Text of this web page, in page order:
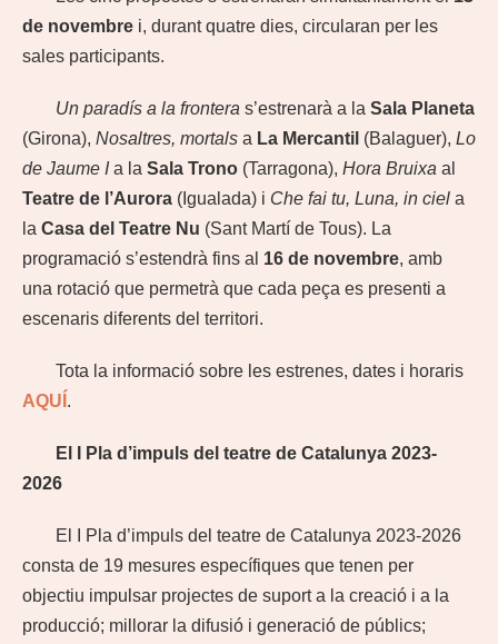
de novembre i, durant quatre dies, circularan per les
sales participants.
Un paradís a la frontera s’estrenarà a la Sala Planeta
(Girona), Nosaltres, mortals a La Mercantil (Balaguer), Lo
de Jaume Ia la Sala Trono (Tarragona), Hora Bruixa al
Teatre de l’Aurora (Igualada) i Che fai tu, Luna, in ciel a
la Casa del Teatre Nu (Sant Martí de Tous). La
programació s’estendrà fins al 16 de novembre, amb
una rotació que permetrà que cada peça es presenti a
escenaris diferents del territori.
Tota la informació sobre les estrenes, dates i horaris
AQUÍ .
El I Pla d’impuls del teatre de Catalunya 2023-
2026
El I Pla d’impuls del teatre de Catalunya 2023-2026
consta de 19 mesures específiques que tenen per
objectiu impulsar projectes de suport a la creació i a la
producció; millorar la difusió i generació de públics;